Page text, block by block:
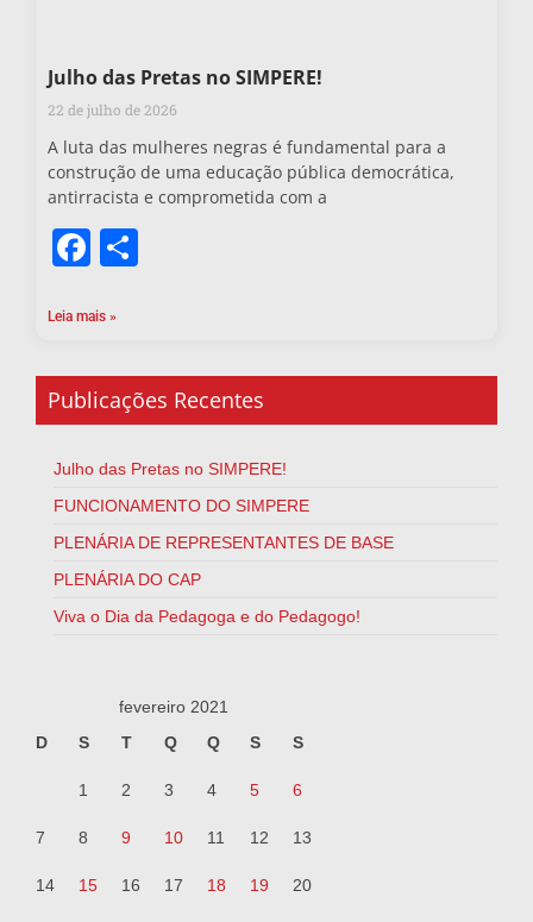
Julho das Pretas no SIMPERE!
22 de julho de 2026
A luta das mulheres negras é fundamental para a
construção de uma educação pública democrática,
antirracista e comprometida com a
Facebook
Leia mais »
Publicações Recentes
Julho das Pretas no SIMPERE!
FUNCIONAMENTO DO SIMPERE
PLENÁRIA DE REPRESENTANTES DE BASE
PLENÁRIA DO CAP
Viva o Dia da Pedagoga e do Pedagogo!
fevereiro 2021
D
S T Q Q S S
1 2 3 4 5 6
7 8 9 10 11 12 13
14 15 16 17 18 19 20